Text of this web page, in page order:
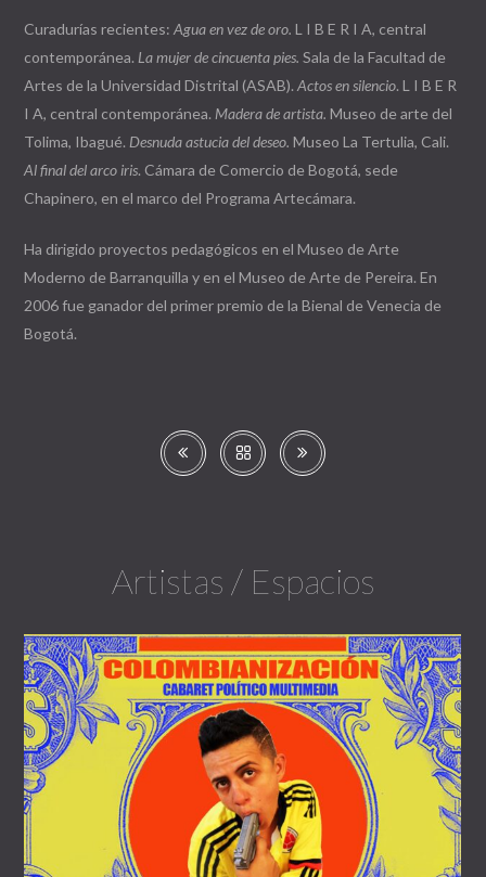
Curadurías recientes: Agua en vez de oro. L I B E R I A, central
contemporánea. La mujer de cincuenta pies. Sala de la Facultad de
Artes de la Universidad Distrital (ASAB). Actos en silencio. L I B E R
I A, central contemporánea. Madera de artista. Museo de arte del
Tolima, Ibagué. Desnuda astucia del deseo. Museo La Tertulia, Cali.
Al final del arco iris. Cámara de Comercio de Bogotá, sede
Chapinero, en el marco del Programa Artecámara.
Ha dirigido proyectos pedagógicos en el Museo de Arte
Moderno de Barranquilla y en el Museo de Arte de Pereira. En
2006 fue ganador del primer premio de la Bienal de Venecia de
Bogotá.
Artistas / Espacios